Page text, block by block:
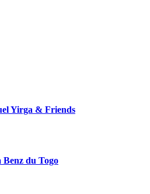
Yirga & Friends
du Togo